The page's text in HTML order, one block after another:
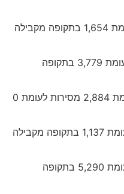
צ'רי עם 3,975 מסירות לעומת 1,654 בתקופה מקבילה
מזדה עם 4,564 מסירות לעומת 3,779 בתקופה
ז'איקו Jaecoo מסירות לעומת 2,884 מסירות לעומת 0
סיאט עם 2,631 מסירות לעומת 1,137 בתקופה מקבילה
BYD עם 2,578 מסירות לעומת 5,290 בתקופה